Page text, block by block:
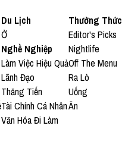
Du Lịch
Ở
Nghề Nghiệp
Làm Việc Hiệu Quả
Lãnh Đạo
Thăng Tiến
Tài Chính Cá Nhân
Văn Hóa Đi Làm
Thưởng Thức
Editor's Picks
Nightlife
Off The Menu
Ra Lò
Uống
Ăn